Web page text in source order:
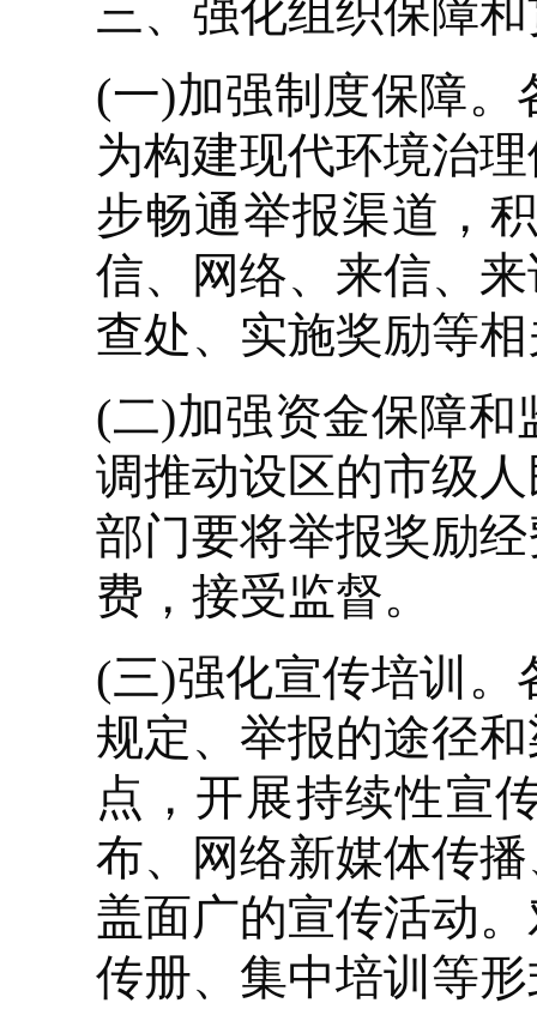
三、强化组织保障
(一)加强制度保障
为构建现代环境治
步畅通举报渠道，
信、网络、来信、
查处、实施奖励等
(二)加强资金保障
调推动设区的市级
部门要将举报奖励
费，接受监督。
(三)强化宣传培训
规定、举报的途径
点，开展持续性宣
布、网络新媒体传
盖面广的宣传活动
传册、集中培训等